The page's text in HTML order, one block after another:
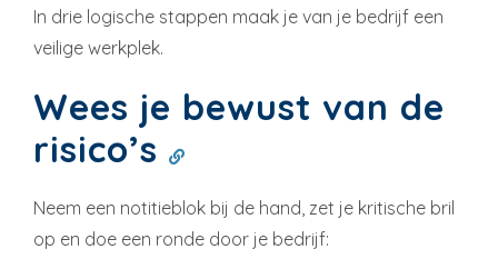
In drie logische stappen maak je van je bedrijf een
veilige werkplek.
Wees je bewust van de
risico’s
Neem een notitieblok bij de hand, zet je kritische bril
op en doe een ronde door je bedrijf: